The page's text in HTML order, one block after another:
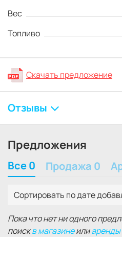
Вес
Топливо
Скачать предложение
Отзывы
Предложения
Все 0 Продажа 0
Сортировать по дате
Пока что нет ни одного
поискв магазинеилиаренды